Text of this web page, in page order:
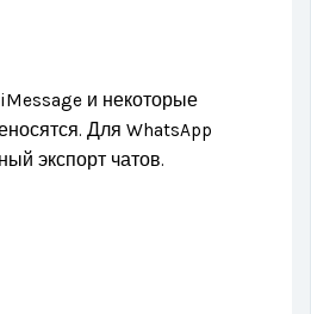
и некоторые
Для WhatsApp
экспорт чатов.